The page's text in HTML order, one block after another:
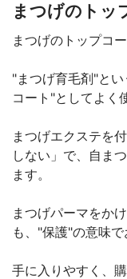
まつげのトッ
まつげのトップコー
"まつげ育毛剤"と
コート"としてよく
まつげエクステを
しない」で、自ま
ます。
まつげパーマをか
も、"保護"の意味で
手に入りやすく、